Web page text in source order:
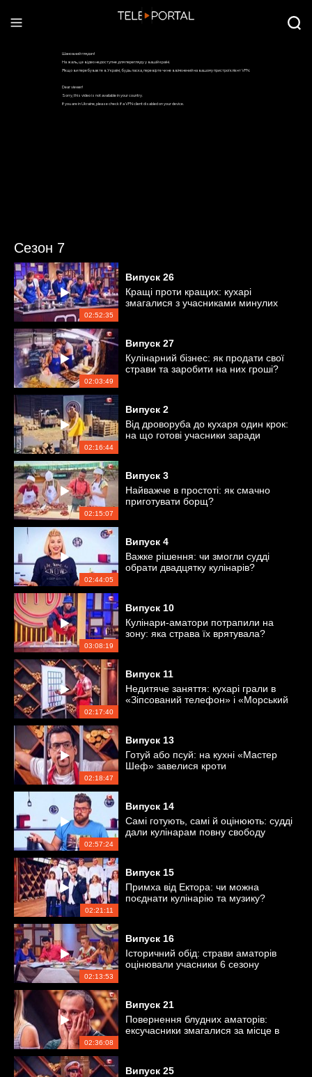
Сезон 7
02:52:35
Випуск 26
Кращі проти кращих: кухарі
змагалися з учасниками минулих
02:03:49
Випуск 27
Кулінарний бізнес: як продати свої
страви та заробити на них гроші?
02:16:44
Випуск 2
Від дроворуба до кухаря один крок:
на що готові учасники заради
02:15:07
Випуск 3
Найважче в простоті: як смачно
приготувати борщ?
02:44:05
Випуск 4
Важке рішення: чи змогли судді
обрати двадцятку кулінарів?
03:08:19
Випуск 10
Кулінари-аматори потрапили на
зону: яка страва їх врятувала?
02:17:40
Випуск 11
Недитяче заняття: кухарі грали в
«Зіпсований телефон» і «Морський
02:18:47
Випуск 13
Готуй або псуй: на кухні «Мастер
Шеф» завелися кроти
02:57:24
Випуск 14
Самі готують, самі й оцінюють: судді
дали кулінарам повну свободу
02:21:11
Випуск 15
Примха від Ектора: чи можна
поєднати кулінарію та музику?
02:13:53
Випуск 16
Історичний обід: страви аматорів
оцінювали учасники 6 сезону
02:36:08
Випуск 21
Повернення блудних аматорів:
ексучасники змагалися за місце в
Випуск 25